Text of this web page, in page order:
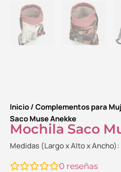
Inicio/Complementos para
Saco Muse Anekke
Mochila Saco
Medidas (Largo x Alto x Ancho):
0 reseñas